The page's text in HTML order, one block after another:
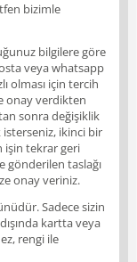
bizimle
bilgilere göre
veya whatsapp
olması için tercih
onay verdikten
sonra değişiklik
isterseniz, ikinci bir
işin tekrar geri
gönderilen taslağı
onay veriniz.
Sadece sizin
kartta veya
rengi ile